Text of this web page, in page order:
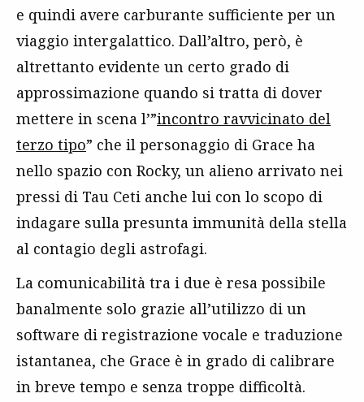
e quindi avere carburante sufficiente per un
viaggio intergalattico. Dall’altro, però, è
altrettanto evidente un certo grado di
approssimazione quando si tratta di dover
mettere in scena l’”incontro ravvicinato del
terzo tipo” che il personaggio di Grace ha
nello spazio con Rocky, un alieno arrivato nei
pressi di Tau Ceti anche lui con lo scopo di
indagare sulla presunta immunità della stella
al contagio degli astrofagi.
La comunicabilità tra i due è resa possibile
banalmente solo grazie all’utilizzo di un
software di registrazione vocale e traduzione
istantanea, che Grace è in grado di calibrare
in breve tempo e senza troppe difficoltà.